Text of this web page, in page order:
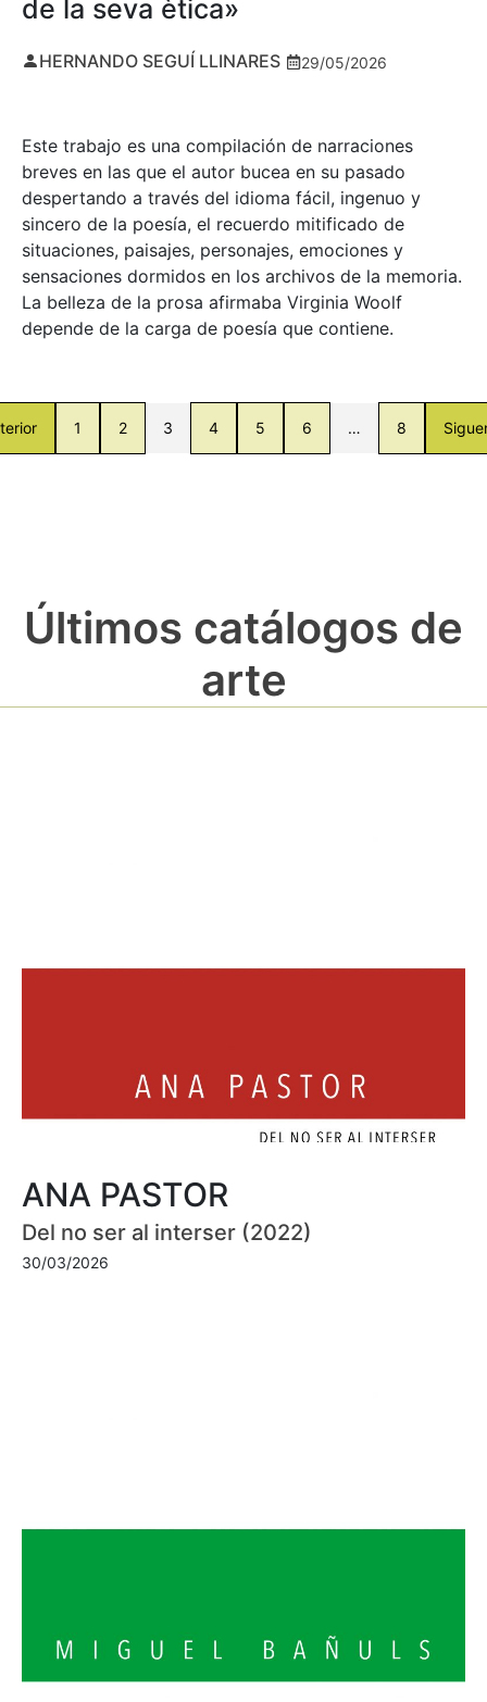
de la seva ètica»
HERNANDO SEGUÍ LLINARES 29/05/2026
Este trabajo es una compilación de narraciones
breves en las que el autor bucea en su pasado
despertando a través del idioma fácil, ingenuo y
sincero de la poesía, el recuerdo mitificado de
situaciones, paisajes, personajes, emociones y
sensaciones dormidos en los archivos de la memoria.
La belleza de la prosa afirmaba Virginia Woolf
depende de la carga de poesía que contiene.
1 2 3 4 5 6 … 8
Últimos catálogos de
arte
ANA PASTOR
Del no ser al interser (2022)
30/03/2026